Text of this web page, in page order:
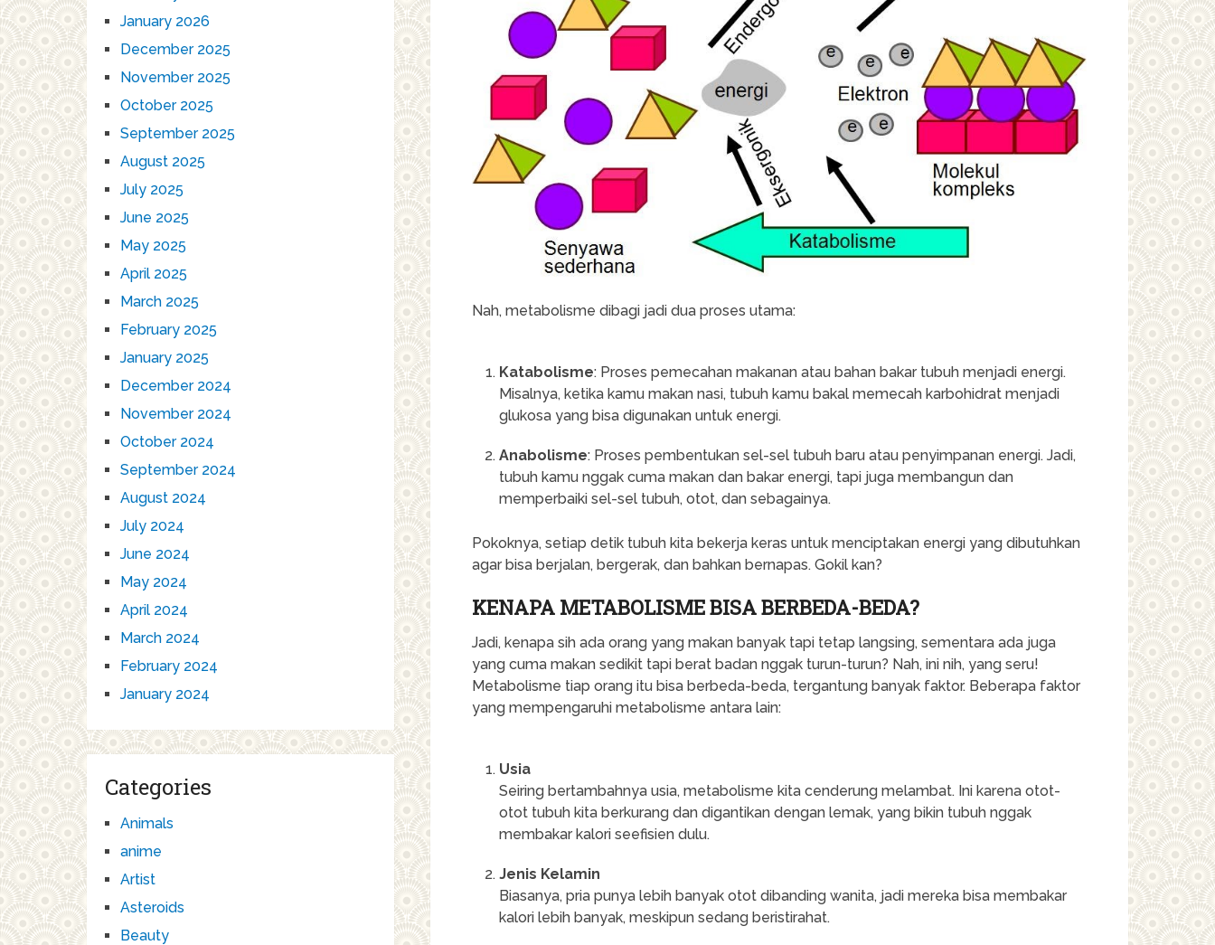
Nah, metabolisme dibagi jadi dua proses utama:
Katabolisme: Proses pemecahan makanan atau bahan bakar tubuh menjadi energi.
Misalnya, ketika kamu makan nasi, tubuh kamu bakal memecah karbohidrat menjadi
glukosa yang bisa digunakan untuk energi.
Anabolisme: Proses pembentukan sel-sel tubuh baru atau penyimpanan energi. Jadi,
tubuh kamu nggak cuma makan dan bakar energi, tapi juga membangun dan
memperbaiki sel-sel tubuh, otot, dan sebagainya.
Pokoknya, setiap detik tubuh kita bekerja keras untuk menciptakan energi yang dibutuhkan
agar bisa berjalan, bergerak, dan bahkan bernapas. Gokil kan?
KENAPA METABOLISME BISA BERBEDA-BEDA?
Jadi, kenapa sih ada orang yang makan banyak tapi tetap langsing, sementara ada juga
yang cuma makan sedikit tapi berat badan nggak turun-turun? Nah, ini nih, yang seru!
Metabolisme tiap orang itu bisa berbeda-beda, tergantung banyak faktor. Beberapa faktor
yang mempengaruhi metabolisme antara lain:
Usia
Seiring bertambahnya usia, metabolisme kita cenderung melambat. Ini karena otot-
otot tubuh kita berkurang dan digantikan dengan lemak, yang bikin tubuh nggak
membakar kalori seefisien dulu.
Jenis Kelamin
Biasanya, pria punya lebih banyak otot dibanding wanita, jadi mereka bisa membakar
kalori lebih banyak, meskipun sedang beristirahat.
January 2026
December 2025
November 2025
October 2025
September 2025
August 2025
July 2025
June 2025
May 2025
April 2025
March 2025
February 2025
January 2025
December 2024
November 2024
October 2024
September 2024
August 2024
July 2024
June 2024
May 2024
April 2024
March 2024
February 2024
January 2024
Categories
Animals
anime
Artist
Asteroids
Beauty